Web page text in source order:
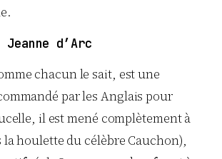
d’Arc
chacun le sait, est une
par les Anglais pour
il est mené complètement à
la houlette du célèbre Cauchon),